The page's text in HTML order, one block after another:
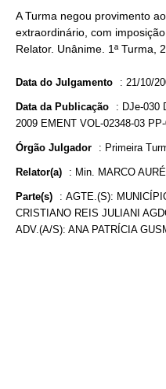
A Turma negou provimento
extraordinário, com
Relator. Unânime. 1ª Turma,
Data do Julgamento : 21/10/
Data da Publicação : DJe-030
2009 EMENT VOL-02348-03
Órgão Julgador : Primeira
Relator(a) : Min. MARCO
Parte(s) : AGTE.(S):
CRISTIANO REIS JULIANI
ADV.(A/S): ANA PATRÍCIA